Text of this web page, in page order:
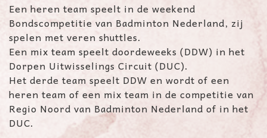
Een heren team speelt in de weekend
Bondscompetitie van Badminton Nederland, zij
spelen met veren shuttles.
Een mix team speelt doordeweeks (DDW) in het
Dorpen Uitwisselings Circuit (DUC).
Het derde team speelt DDW en wordt of een
heren team of een mix team in de competitie van
Regio Noord van Badminton Nederland of in het
DUC.